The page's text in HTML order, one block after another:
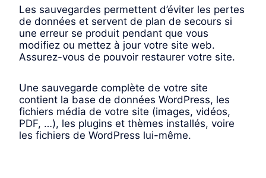
Les sauvegardes permettent d’éviter les pertes
de données et servent de plan de secours si
une erreur se produit pendant que vous
modifiez ou mettez à jour votre site web.
Assurez-vous de pouvoir restaurer votre site.
Une sauvegarde complète de votre site
contient la base de données WordPress, les
fichiers média de votre site (images, vidéos,
PDF, …), les plugins et thèmes installés, voire
les fichiers de WordPress lui-même.